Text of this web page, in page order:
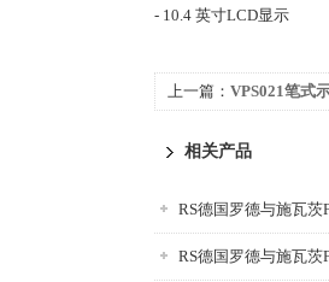
- 10.4 英寸LCD显示
上一篇： VPS021笔式
相关产品
RS德国罗德与施瓦茨